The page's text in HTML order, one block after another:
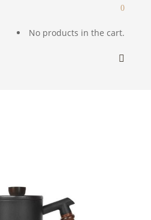
0
No products in the cart.